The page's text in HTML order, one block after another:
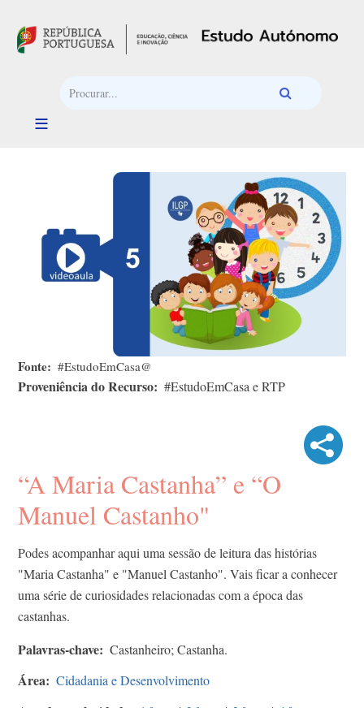
Fonte #EstudoEmCasa@
Proveniência do Recurso #EstudoEmCasa e RTP
“A Maria Castanha” e “O
Manuel Castanho"
Podes acompanhar aqui uma sessão de leitura das histórias
"Maria Castanha" e "Manuel Castanho". Vais ficar a conhecer
uma série de curiosidades relacionadas com a época das
castanhas.
Palavras-chave Castanheiro; Castanha.
Área Cidadania e Desenvolvimento